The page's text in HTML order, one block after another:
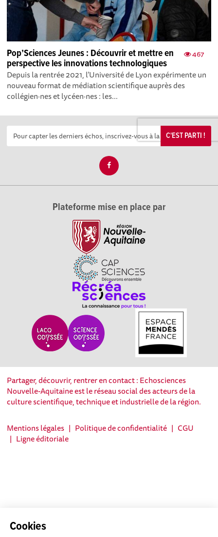
Cookies
467
Pop’Sciences Jeunes : Découvrir et mettre en
perspective les innovations technologiques
Depuis la rentrée 2021, l’Université de Lyon expérimente un
nouveau format de médiation scientifique auprès des
collégien·nes et lycéen·nes : les...
C'EST PARTI !
Plateforme mise en place par
Partager, découvrir, rentrer en contact : Echosciences
Nouvelle-Aquitaine est le réseau social des acteurs de la
culture scientifique, technique et industrielle de la région.
Mentions légales | Politique de confidentialité | CGU
| Ligne éditoriale